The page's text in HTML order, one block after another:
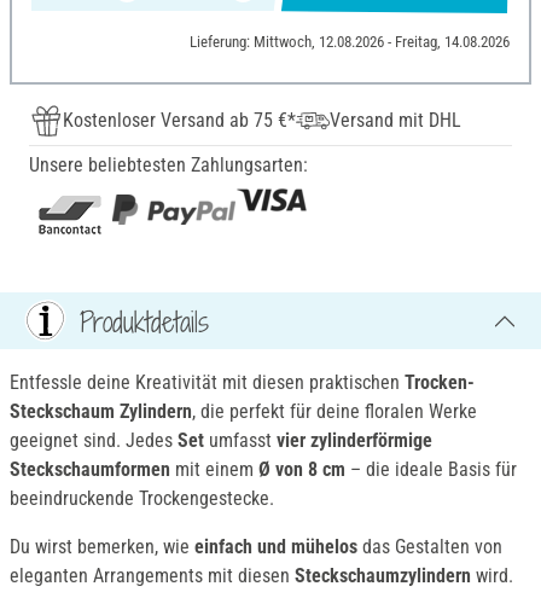
Lieferung: Mittwoch, 12.08.2026 - Freitag, 14.08.2026
Kostenloser Versand ab 75 €*
Versand mit DHL
Unsere beliebtesten Zahlungsarten:
Produktdetails
Entfessle deine Kreativität mit diesen praktischen Trocken-
Steckschaum Zylindern, die perfekt für deine floralen Werke
geeignet sind. Jedes Set umfasst vier zylinderförmige
Steckschaumformen mit einem Ø von 8 cm – die ideale Basis für
beeindruckende Trockengestecke.
Du wirst bemerken, wie einfach und mühelos das Gestalten von
eleganten Arrangements mit diesen Steckschaumzylindern wird.